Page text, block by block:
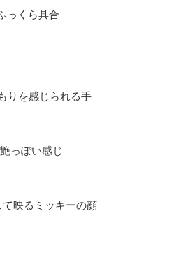
っくら具合
りを感じられる手
っぽい感じ
映るミッキーの顔